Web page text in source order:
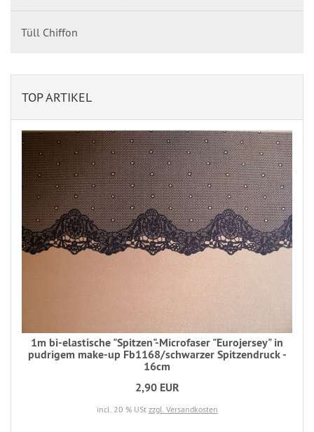
Tüll Chiffon
TOP ARTIKEL
1m bi-elastische "Spitzen"-Microfaser "Eurojersey" in
pudrigem make-up Fb1168/schwarzer Spitzendruck -
16cm
2,90 EUR
incl. 20 % USt zzgl. Versandkosten